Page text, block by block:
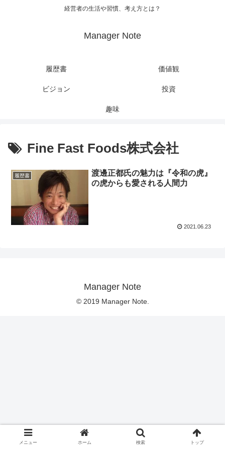
経営者の生活や習慣、考え方とは？
Manager Note
履歴書 価値観
ビジョン 投資
趣味
Fine Fast Foods株式会社
履歴書
渡邊正都氏の魅力は『令和の虎』
の虎からも愛される人間力
2021.06.23
Manager Note
© 2019 Manager Note.
メニュー ホーム 検索 トップ